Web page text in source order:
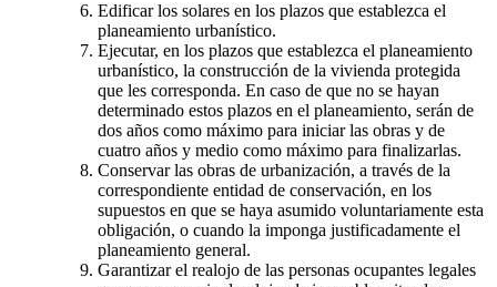
Edificar los solares en los plazos que establezca el
planeamiento urbanístico.
Ejecutar, en los plazos que establezca el planeamiento
urbanístico, la construcción de la vivienda protegida
que les corresponda. En caso de que no se hayan
determinado estos plazos en el planeamiento, serán de
dos años como máximo para iniciar las obras y de
cuatro años y medio como máximo para finalizarlas.
Conservar las obras de urbanización, a través de la
correspondiente entidad de conservación, en los
supuestos en que se haya asumido voluntariamente esta
obligación, o cuando la imponga justificadamente el
planeamiento general.
Garantizar el realojo de las personas ocupantes legales